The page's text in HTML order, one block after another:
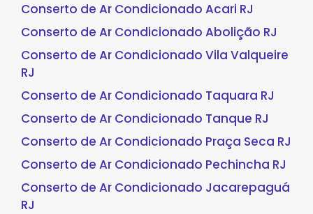
Conserto de Ar Condicionado Acari RJ
Conserto de Ar Condicionado Abolição RJ
Conserto de Ar Condicionado Vila Valqueire
RJ
Conserto de Ar Condicionado Taquara RJ
Conserto de Ar Condicionado Tanque RJ
Conserto de Ar Condicionado Praça Seca RJ
Conserto de Ar Condicionado Pechincha RJ
Conserto de Ar Condicionado Jacarepaguá
RJ